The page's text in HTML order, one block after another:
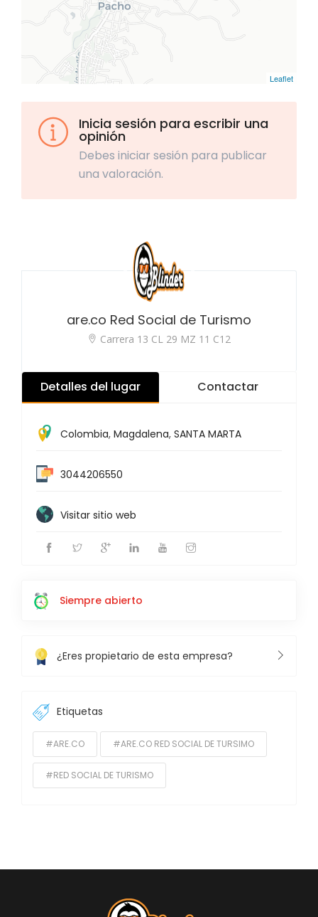
Leaflet
Inicia sesión para escribir una
opinión
Debes iniciar sesión para publicar
una valoración.
are.co Red Social de Turismo
Carrera 13 CL 29 MZ 11 C12
Detalles del lugar Contactar
Colombia, Magdalena, SANTA MARTA
3044206550
Visitar sitio web
Siempre abierto
¿Eres propietario de esta empresa?
Etiquetas
#ARE.CO #ARE.CO RED SOCIAL DE TURSIMO
#RED SOCIAL DE TURISMO